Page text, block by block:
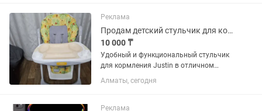
супер. Использовался...
Реклама
Продам детский стульчик для кормления Justin (3 положения спинки)
10 000 ₸
Удобный и функциональный стульчик
для кормления Justin в отличном
состоянии — идеальный вариант для
малыша с первых прикормов и для
спинки: — сидя — полулежа — почти...
Алматы, сегодня
Реклама